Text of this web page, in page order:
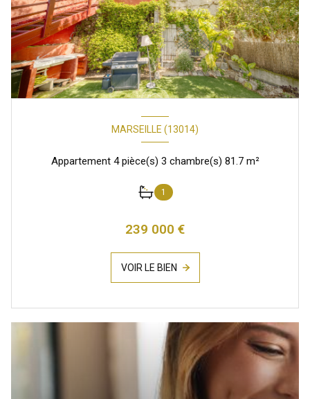
MARSEILLE (13014)
Appartement 4 pièce(s) 3 chambre(s) 81.7 m²
1
239 000 €
VOIR LE BIEN